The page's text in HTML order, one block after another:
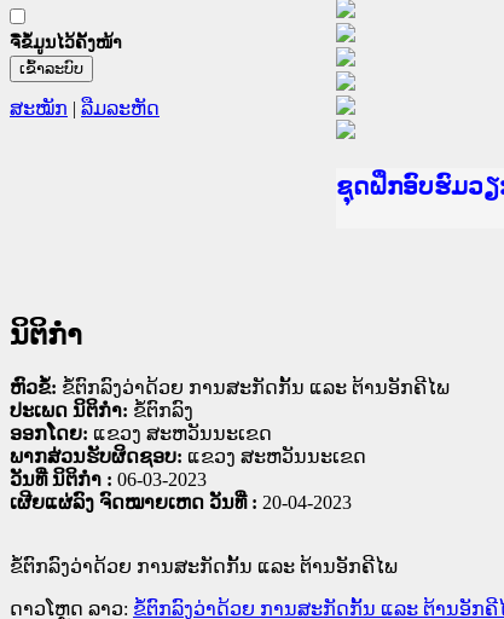
ຈື່ຂໍ້ມູນໄວ້ຄັ້ງໜ້າ
ສະໝັກ | ລືມລະຫັດ
Ministry of
ເຜີຍແຜ່ວັບໄຊຈົ
ກະຊວງຍຸຕິທຳ
ຊຸດຝຶກອົບຮົມວຽ
ກອງປະຊຸມທົບທ
ຝຶກອົບຮົມ ຜູ່ປະ
ຝຶກອົບຮົມ ຜູ່ປະ
ເຜີຍແຜ່ແອັບກົດ
ເຜີຍແຜ່ແອັບກົດ
ຍົກລະດັບວຽກງ
ຊຸດຝຶກອົບຮົມວຽ
ນິຕິກໍາ
ຫົວຂໍ້: ຂໍ້ຕົກລົງວ່າດ້ວຍ ການສະກັດກັ້ນ ແລະ ຕ້ານອັກຄີໄພ
ປະເພດ ນິຕິກໍາ: ຂໍ້ຕົກລົງ
ອອກໂດຍ: ແຂວງ ສະຫວັນນະເຂດ
ພາກສ່ວນຮັບຜິດຊອບ: ແຂວງ ສະຫວັນນະເຂດ
ວັນທີ່ ນິຕິກໍາ : 06-03-2023
ເຜີຍແຜ່ລົງ ຈົດໝາຍເຫດ ວັນທີ່ : 20-04-2023
ຂໍ້ຕົກລົງວ່າດ້ວຍ ການສະກັດກັ້ນ ແລະ ຕ້ານອັກຄີໄພ
ດາວໂຫຼດ ລາວ: ຂໍ້ຕົກລົງວ່າດ້ວຍ ການສະກັດກັ້ນ ແລະ ຕ້ານອັກຄີ